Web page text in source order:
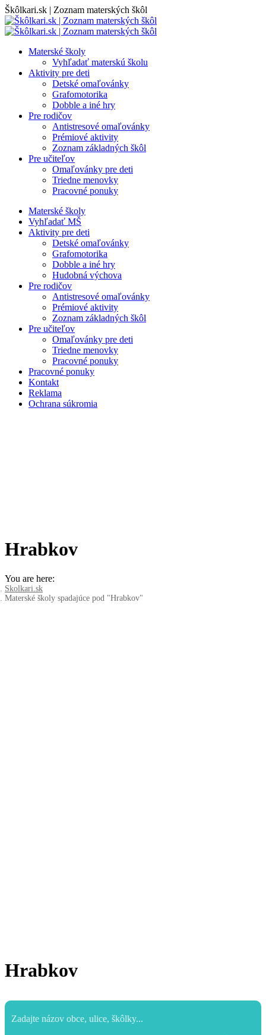
Skip
to
content
Škôlkari.sk | Zoznam materských škôl
Materské školy
Vyhľadať materskú školu
Aktivity pre deti
Detské omaľovánky
Grafomotorika
Dobble a iné hry
Pre rodičov
Antistresové omaľovánky
Prémiové aktivity
Zoznam základných škôl
Pre učiteľov
Omaľovánky pre deti
Triedne menovky
Pracovné ponuky
Materské školy
Vyhľadať MŠ
Aktivity pre deti
Detské omaľovánky
Grafomotorika
Dobble a iné hry
Hudobná výchova
Pre rodičov
Antistresové omaľovánky
Prémiové aktivity
Zoznam základných škôl
Pre učiteľov
Omaľovánky pre deti
Triedne menovky
Pracovné ponuky
Pracovné ponuky
Kontakt
Reklama
Ochrana súkromia
Hrabkov
You are here:
Skolkari.sk
Materské školy spadajúce pod "Hrabkov"
Hrabkov